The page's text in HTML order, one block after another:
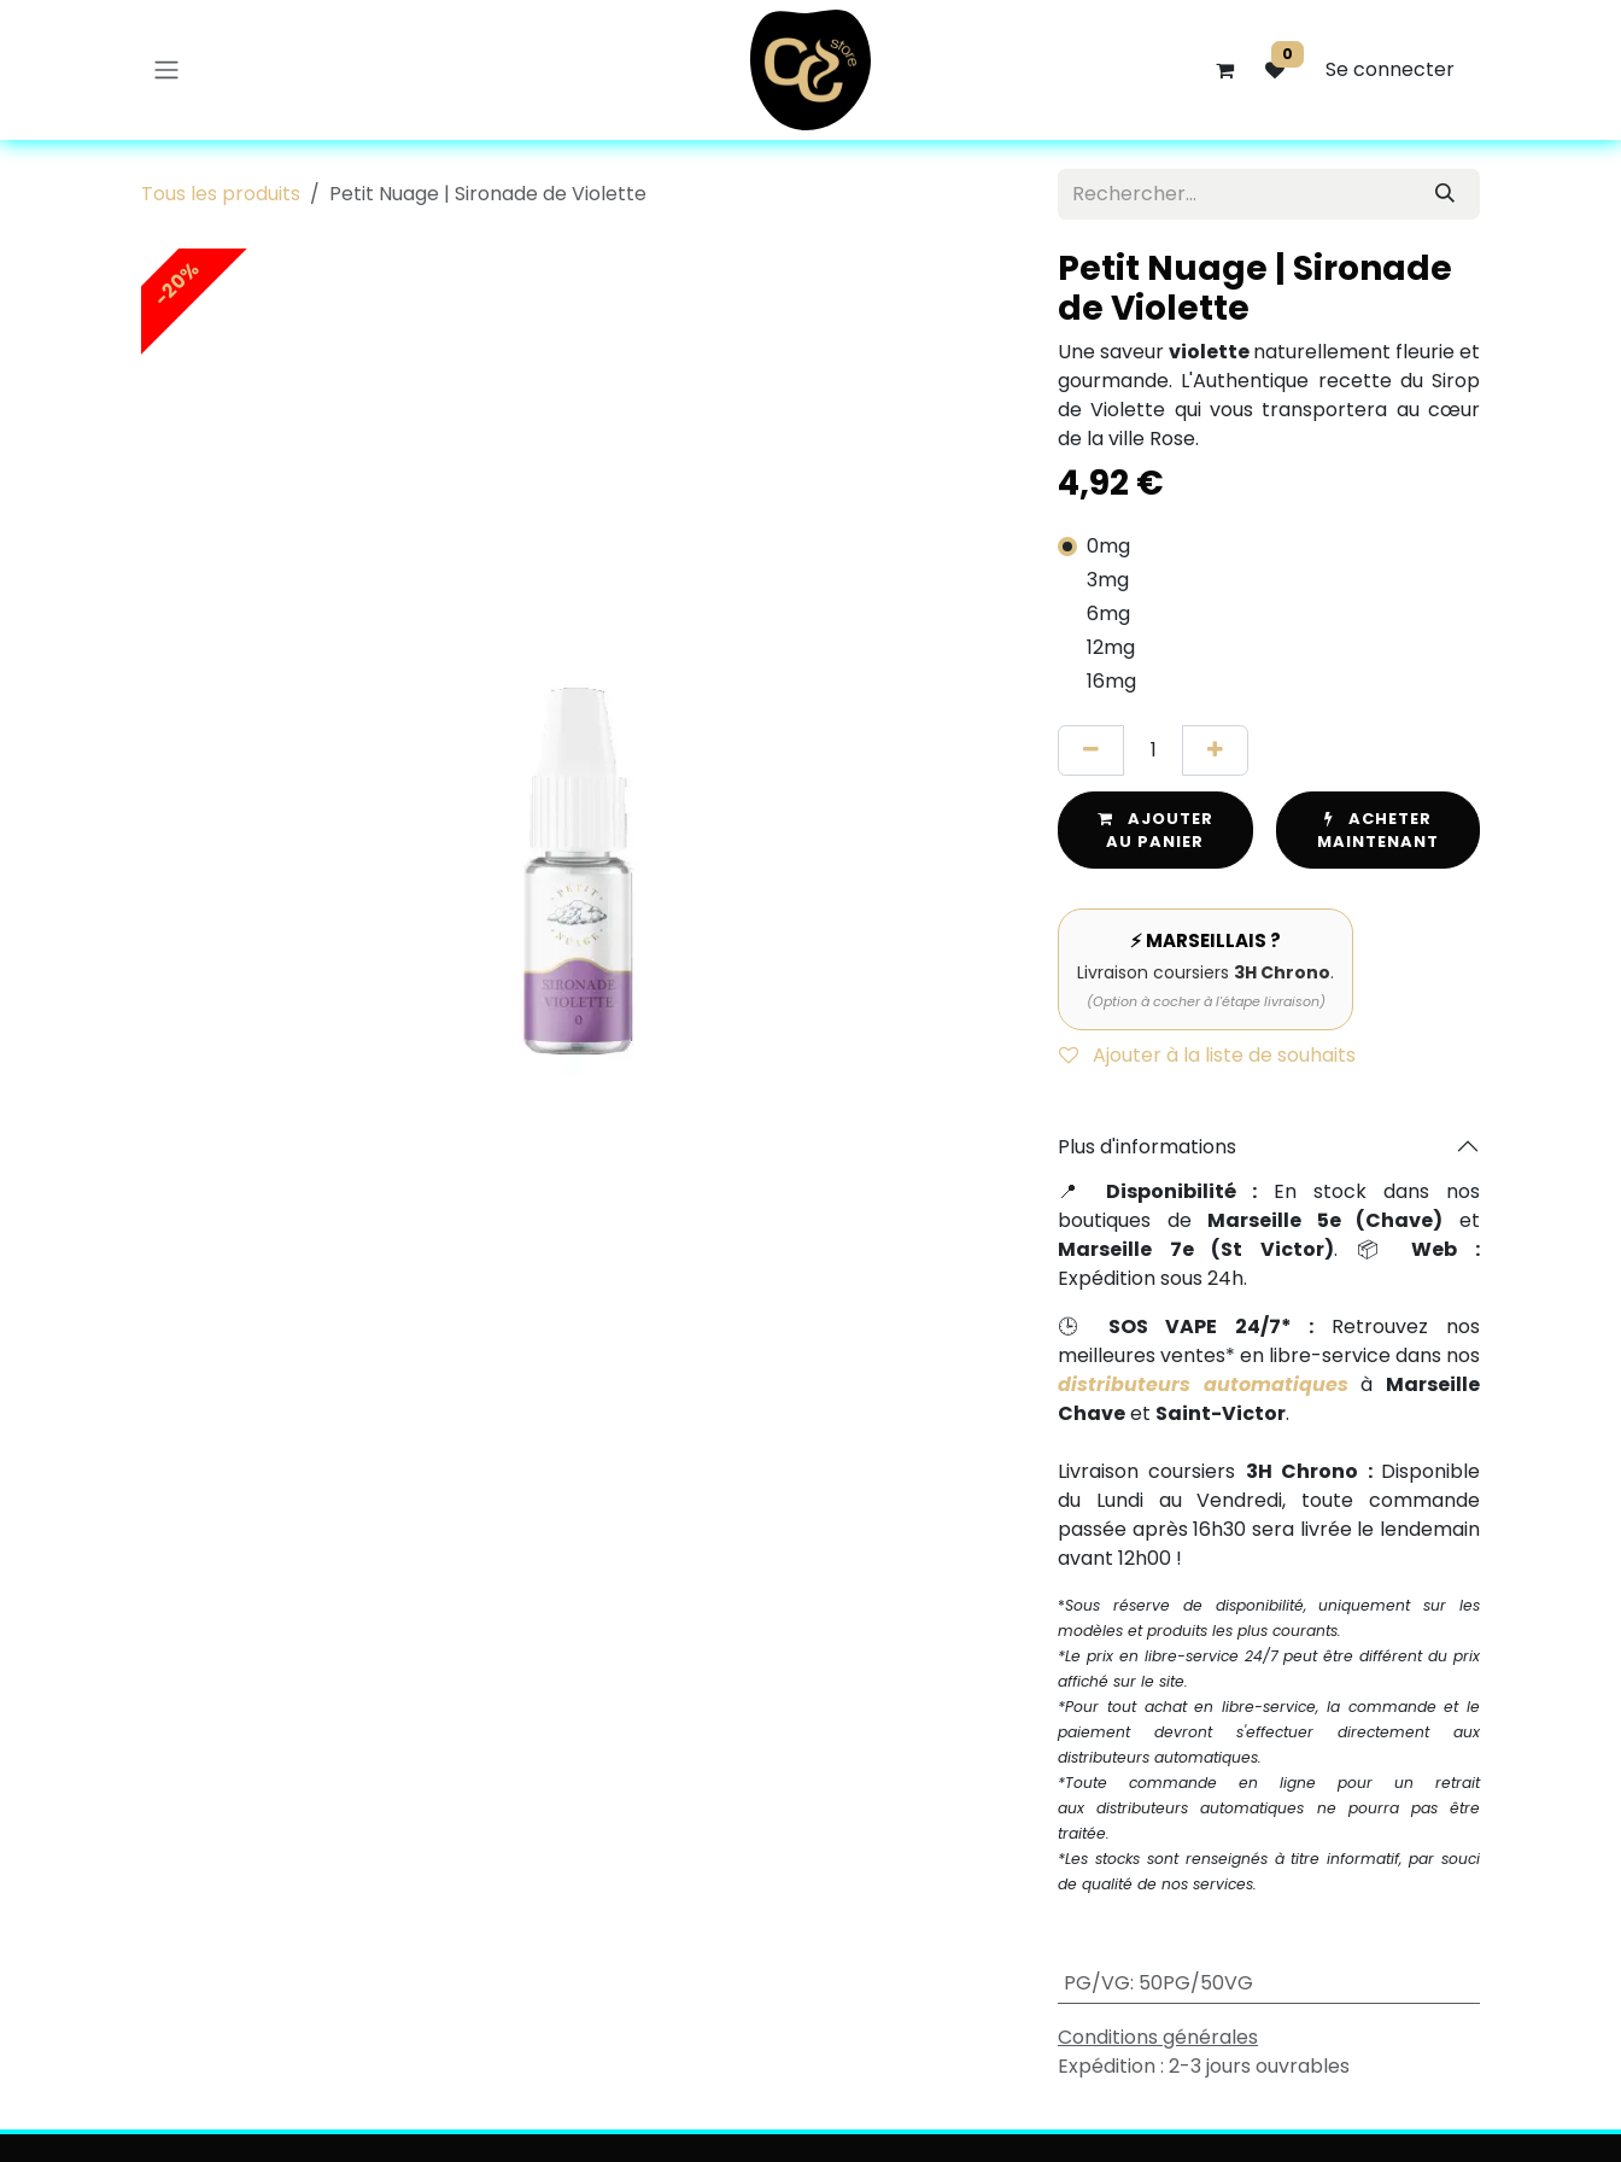
0
Se connecter
Tous les produits Petit Nuage | Sironade de Violette
-20%
Petit Nuage | Sironade
de Violette
Une saveurviolettenaturellement fleurie et
gourmande. L'Authentique recette du Sirop
de Violette qui vous transportera au cœur
de la ville Rose.
4,92 €
0mg
3mg
6mg
12mg
16mg
AJOUTER
AU PANIER
ACHETER
MAINTENANT
⚡ MARSEILLAIS ?
Livraison coursiers 3H Chrono.
(Option à cocher à l'étape livraison)
Ajouter à la liste de souhaits
Plus d'informations
📍 Disponibilité : En stock dans nos
boutiques de Marseille 5e (Chave) et
Marseille 7e (St Victor). 📦Web :
Expédition sous 24h.
🕒 SOS VAPE 24/7* :Retrouvez nos
meilleures ventes* en libre-service dans nos
distributeurs automatiques à Marseille
Chaveet Saint-Victor.
Livraison coursiers 3H Chrono : Disponible
du Lundi au Vendredi, toute commande
passée après 16h30 sera livrée le lendemain
avant 12h00 !
*Sous réserve de disponibilité, uniquement sur les
modèles et produits les plus courants.
*Le prix en libre-service 24/7 peut être différent du prix
affiché sur le site.
*Pour tout achat en libre-service, la commande et le
paiement devront s'effectuer directement aux
distributeurs automatiques.
*Toute commande en ligne pour un retrait
aux distributeurs automatiques ne pourra pas être
traitée.
*Les stocks sont renseignés à titre informatif, par souci
de qualité de nos services.
PG/VG: 50PG/50VG
Conditions générales
Expédition : 2-3 jours ouvrables